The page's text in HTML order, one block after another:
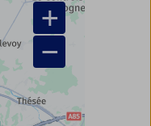
+
−